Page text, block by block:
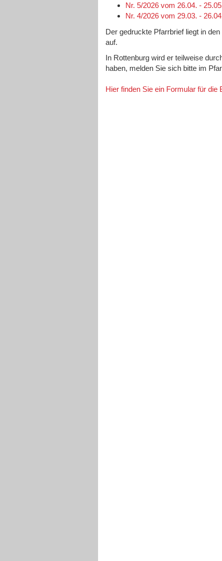
Nr. 5/2026 vom 26.04. -
Nr. 4/2026 vom 29.03. -
Der gedruckte Pfarrbrief liegt in
auf.
In Rottenburg wird er teilweise
haben, melden Sie sich bitte im
Hier finden Sie ein Formular für die